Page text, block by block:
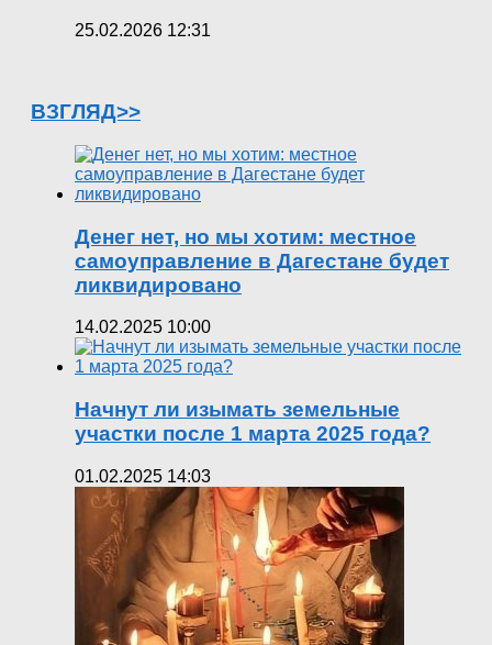
25.02.2026 12:31
ВЗГЛЯД>>
Денег нет, но мы хотим: местное
самоуправление в Дагестане будет
ликвидировано
14.02.2025 10:00
Начнут ли изымать земельные
участки после 1 марта 2025 года?
01.02.2025 14:03